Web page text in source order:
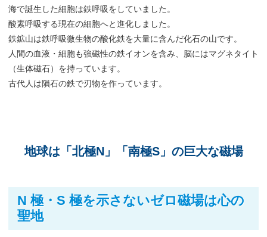
海で誕生した細胞は鉄呼吸をしていました。
酸素呼吸する現在の細胞へと進化しました。
鉄鉱山は鉄呼吸微生物の酸化鉄を大量に含んだ化石の山です。
人間の血液・細胞も強磁性の鉄イオンを含み、脳にはマグネタイト
（生体磁石）を持っています。
古代人は隕石の鉄で刃物を作っています。
地球は「北極N」「南極S」の巨大な磁場
N 極・S 極を示さないゼロ磁場は心の
聖地